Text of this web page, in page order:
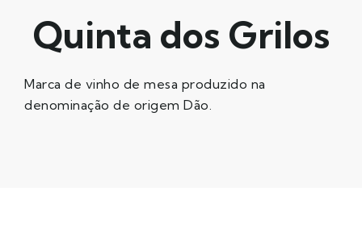
Quinta dos Grilos
Marca de vinho de mesa produzido na
denominação de origem Dão.